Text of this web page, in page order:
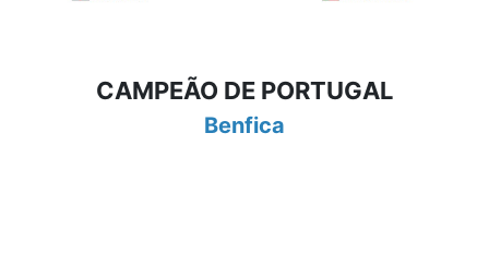
CAMPEÃO DE PORTUGAL
Benfica